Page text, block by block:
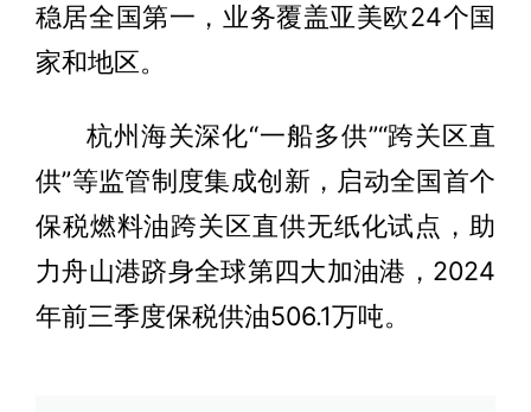
稳居全国第一，业务覆盖亚美欧24个国
家和地区。
杭州海关深化“一船多供”“跨关区直
供”等监管制度集成创新，启动全国首个
保税燃料油跨关区直供无纸化试点，助
力舟山港跻身全球第四大加油港，2024
年前三季度保税供油506.1万吨。